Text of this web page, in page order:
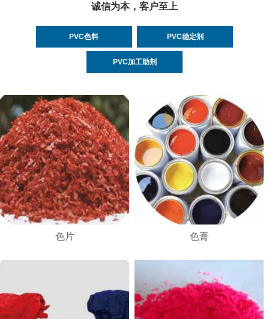
诚信为本，客户至上
PVC色料 PVC稳定剂
PVC加工助剂
色片 色膏